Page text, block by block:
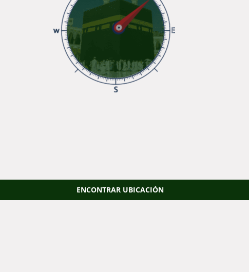
ENCONTRAR UBICACIÓN